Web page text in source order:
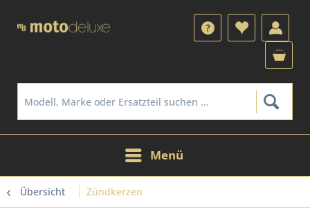
Menü
Übersicht Zündkerzen